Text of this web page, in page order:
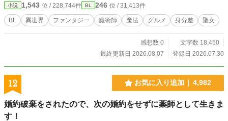
小説 1,543 位 / 228,744件 BL 246 位 / 31,413件
BL 異世界 ファンタジー 魔術師 魔法 グルメ 身分差 聖女
感想数 0
文字数 18,450
最終更新日 2026.08.07
登録日 2026.07.30
12 お気に入り追加 4,982
婚約破棄をされたので、次の婚約をせずに薬師として生きま
す！